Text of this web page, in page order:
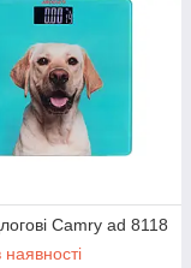
Camry ad 8118